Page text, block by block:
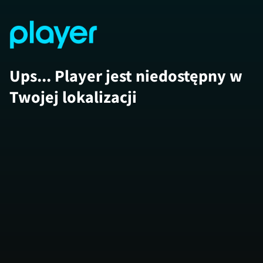
Ups... Player jest niedostępny w
Twojej lokalizacji